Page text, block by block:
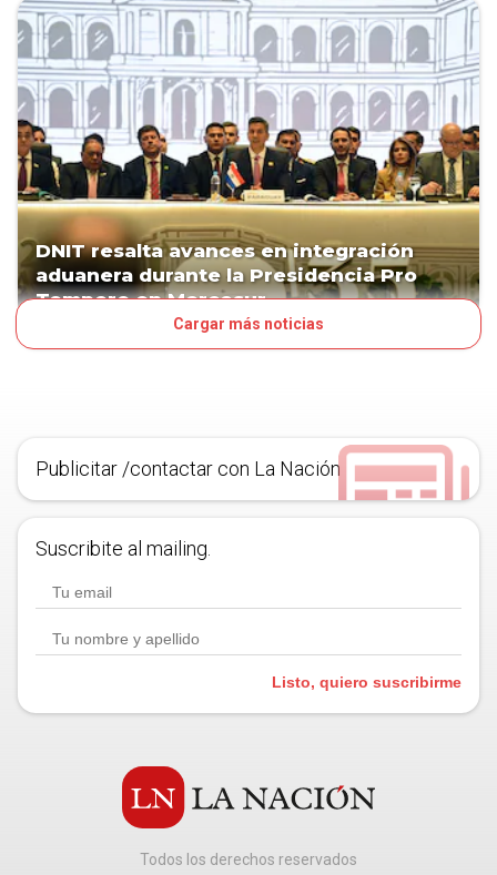
DNIT resalta avances en integración
aduanera durante la Presidencia Pro
Tempore en Mercosur
Cargar más noticias
Publicitar /contactar con La Nación
Suscribite al mailing.
Listo, quiero suscribirme
Todos los derechos reservados